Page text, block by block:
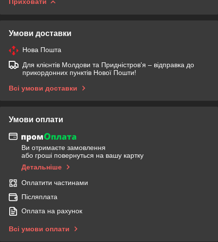
Умови доставки
Нова Пошта
Для клієнтів Молдови та Придністров'я – відправка до
прикордонних пунктів Нової Пошти!
Всі умови доставки
Умови оплати
Ви отримаєте замовлення
або гроші повернуться на вашу картку
Детальніше
Оплатити частинами
Післяплата
Оплата на рахунок
Всі умови оплати